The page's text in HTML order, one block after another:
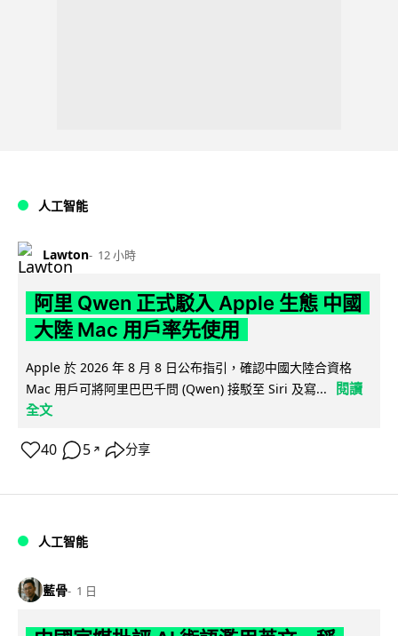
人工智能
Lawton 12 小時
阿里 Qwen 正式駁入 Apple 生態 中國
大陸 Mac 用戶率先使用
Apple 於 2026 年 8 月 8 日公布指引，確認中國大陸合資格
Mac 用戶可將阿里巴巴千問 (Qwen) 接駁至 Siri 及寫...
閱讀
全文
40 5 ↗ 分享
人工智能
藍骨 1 日